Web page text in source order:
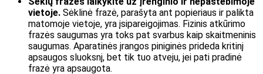
vietoje. Sėklinė frazė, parašyta ant popieriaus ir palikta
matomoje vietoje, yra įsipareigojimas. Fizinis atkūrimo
frazės saugumas yra toks pat svarbus kaip skaitmeninis
saugumas. Aparatinės įrangos piniginės prideda kritinį
apsaugos sluoksnį, bet tik tuo atveju, jei pati pradinė
frazė yra apsaugota.